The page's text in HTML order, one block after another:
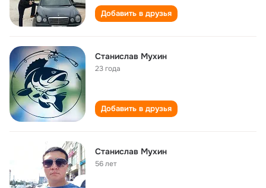
Добавить в друзья
Станислав Мухин
23 года
Добавить в друзья
Станислав Мухин
56 лет